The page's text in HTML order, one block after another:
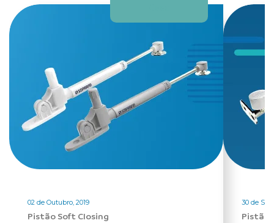
02 de Outubro, 2019
Pistão Soft Closing
30 de
Pistão